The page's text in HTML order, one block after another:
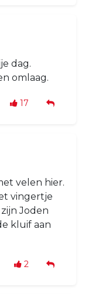
dag.
omlaag.
17
velen hier.
vingertje
Joden
kluif aan
2